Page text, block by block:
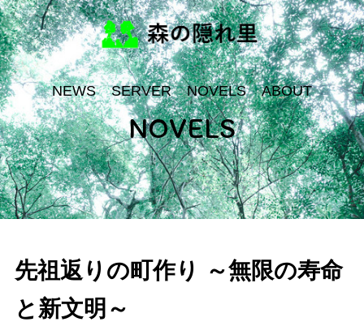
NEWS SERVER NOVELS ABOUT
NOVELS
先祖返りの町作り ～無限の寿命
と新文明～